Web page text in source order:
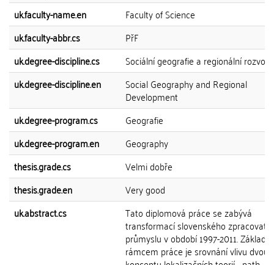
uk.faculty-name.en
Faculty of Science
uk.faculty-abbr.cs
PřF
uk.degree-discipline.cs
Sociální geografie a regionální rozvoj
uk.degree-discipline.en
Social Geography and Regional
Development
uk.degree-program.cs
Geografie
uk.degree-program.en
Geography
thesis.grade.cs
Velmi dobře
thesis.grade.en
Very good
uk.abstract.cs
Tato diplomová práce se zabývá
transformací slovenského
průmyslu v období 1997-2011.
rámcem práce je srovnání vlivu dvou